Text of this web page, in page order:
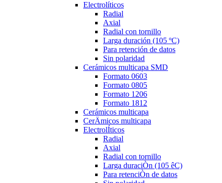
Electrolíticos
Radial
Axial
Radial con tornillo
Larga duración (105 ºC)
Para retención de datos
Sin polaridad
Cerámicos multicapa SMD
Formato 0603
Formato 0805
Formato 1206
Formato 1812
Cerámicos multicapa
CerÄmicos multicapa
ElectrolÍticos
Radial
Axial
Radial con tornillo
Larga duraciÒn (105 êC)
Para retenciÒn de datos